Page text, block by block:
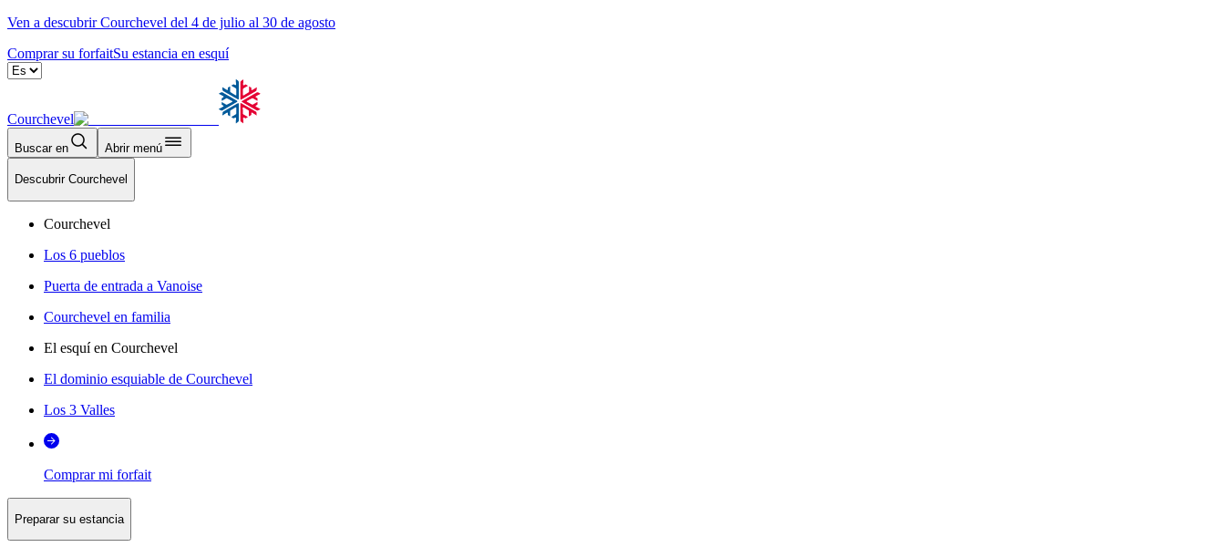
Ven a descubrir Courchevel del 4 de julio al 30 de agosto
Comprar su forfaitSu estancia en esquí
Courchevel
Buscar en Abrir menú
Descubrir Courchevel
Courchevel
Los 6 pueblos
Puerta de entrada a Vanoise
Courchevel en familia
El esquí en Courchevel
El dominio esquiable de Courchevel
Los 3 Valles
Comprar mi forfait
Preparar su estancia